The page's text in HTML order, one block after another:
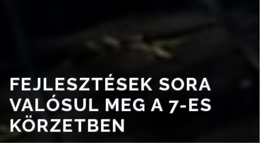
VÁROSRENDÉSZET
ÁTLÁTHATÓSÁG
AZ
ÖNKORMÁNYZATI
FEJLESZTÉSEK SORA
VALÓSUL MEG A 7-ES
KÖRZETBEN